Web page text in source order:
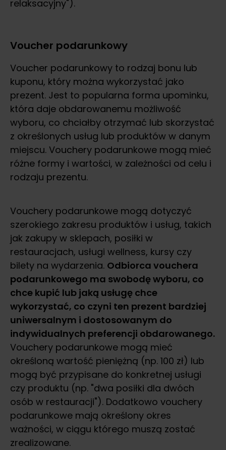
relaksacyjny").
Voucher podarunkowy
Voucher podarunkowy to rodzaj bonu lub
kuponu, który można wykorzystać jako
prezent. Jest to popularna forma upominku,
która daje obdarowanemu możliwość
wyboru, co chciałby otrzymać lub skorzystać
z określonych usług lub produktów w danym
miejscu. Vouchery podarunkowe mogą mieć
różne formy i wartości, w zależności od celu i
rodzaju prezentu.
Vouchery podarunkowe mogą dotyczyć
szerokiego zakresu produktów i usług, takich
jak zakupy w sklepach, posiłki w
restauracjach, usługi wellness, kursy czy
bilety na wydarzenia. Odbiorca vouchera
podarunkowego ma swobodę wyboru, co
chce kupić lub jaką usługę chce
wykorzystać, co czyni ten prezent bardziej
uniwersalnym i dostosowanym do
indywidualnych preferencji obdarowanego.
Vouchery podarunkowe mogą mieć
określoną wartość pieniężną (np. 100 zł) lub
mogą być przypisane do konkretnej usługi
czy produktu (np. "dwa posiłki dla dwóch
osób w restauracji"). Dodatkowo vouchery
podarunkowe mają określony okres
ważności, w ciągu którego muszą zostać
zrealizowane.